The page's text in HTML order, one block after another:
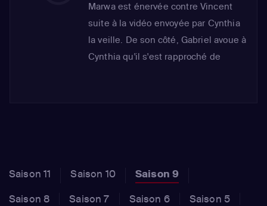
Marwa est énervée contre Vincent
suite à la vidéo envoyée par Cynthia
la veille. De son côté, Gabriel avoue à
Cynthia qu'il s'est rapproché de
Saison 11 Saison 10
Saison 9
Saison 8
Saison 7 Saison 6
Saison 5